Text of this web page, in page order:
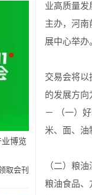
业高质量
主办，河南
展中心举办
交易会将
的发展方
－ （一）
米、面、油
（二）粮
粮油食品、
博览
取会刊